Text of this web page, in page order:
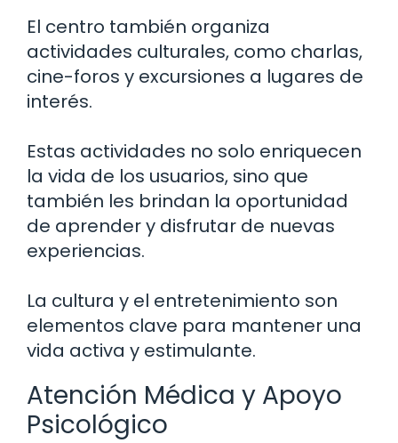
El centro también organiza
actividades culturales, como charlas,
cine-foros y excursiones a lugares de
interés.
Estas actividades no solo enriquecen
la vida de los usuarios, sino que
también les brindan la oportunidad
de aprender y disfrutar de nuevas
experiencias.
La cultura y el entretenimiento son
elementos clave para mantener una
vida activa y estimulante.
Atención Médica y Apoyo
Psicológico